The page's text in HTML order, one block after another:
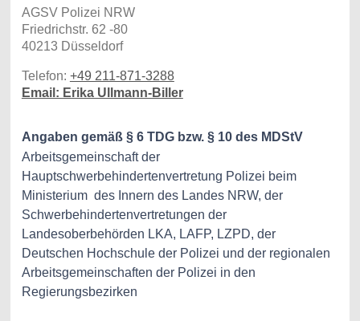
AGSV Polizei NRW
Friedrichstr. 62 -80
40213 Düsseldorf
Telefon: +49 211-871-3288
Email: Erika Ullmann-Biller
Angaben gemäß § 6 TDG bzw. § 10 des MDStV
Arbeitsgemeinschaft der
Hauptschwerbehindertenvertretung Polizei beim
Ministerium des Innern des Landes NRW, der
Schwerbehindertenvertretungen der
Landesoberbehörden LKA, LAFP, LZPD, der
Deutschen Hochschule der Polizei und der regionalen
Arbeitsgemeinschaften der Polizei in den
Regierungsbezirken